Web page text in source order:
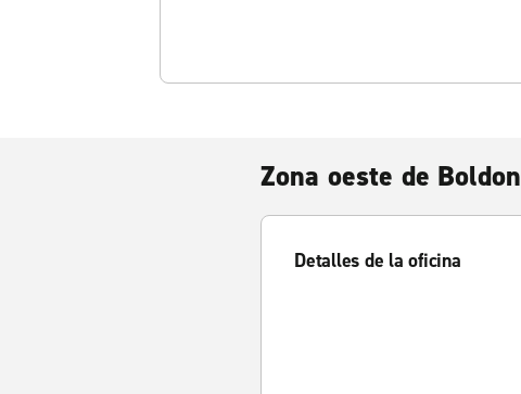
Zona oeste de Boldon
Detalles de la oficina